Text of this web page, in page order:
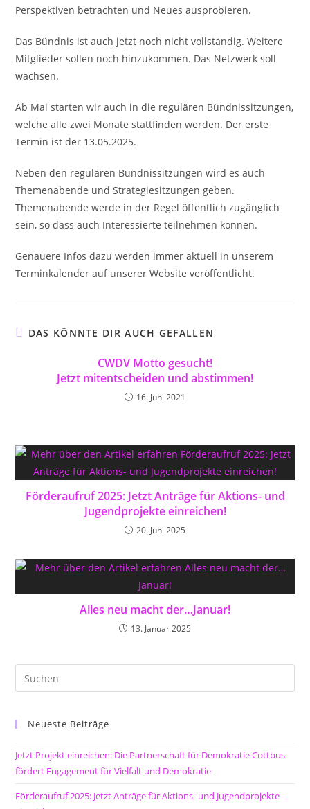
Perspektiven betrachten und Neues ausprobieren.
Das Bündnis ist auch jetzt noch nicht vollständig. Weitere
Mitglieder sollen noch hinzukommen. Das Netzwerk soll
wachsen.
Ab Mai starten wir auch in die regulären Bündnissitzungen,
welche alle zwei Monate stattfinden werden. Der erste
Termin ist der 13.05.2025.
Neben den regulären Bündnissitzungen wird es auch
Themenabende und Strategiesitzungen geben.
Themenabende werde in der Regel öffentlich zugänglich
sein, so dass auch Interessierte teilnehmen können.
Genauere Infos dazu werden immer aktuell in unserem
Terminkalender auf unserer Website veröffentlicht.
DAS KÖNNTE DIR AUCH GEFALLEN
CWDV Motto gesucht!
Jetzt mitentscheiden und abstimmen!
16. Juni 2021
Förderaufruf 2025: Jetzt Anträge für Aktions- und
Jugendprojekte einreichen!
20. Juni 2025
Alles neu macht der…Januar!
13. Januar 2025
Neueste Beiträge
Jetzt Projekt einreichen: Die Partnerschaft für Demokratie Cottbus
fördert Engagement für Vielfalt und Demokratie
Förderaufruf 2025: Jetzt Anträge für Aktions- und Jugendprojekte